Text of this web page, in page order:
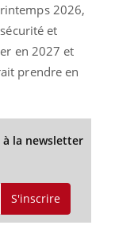
2026,
et
en 2027 et
prendre en
à la newsletter
S'inscrire